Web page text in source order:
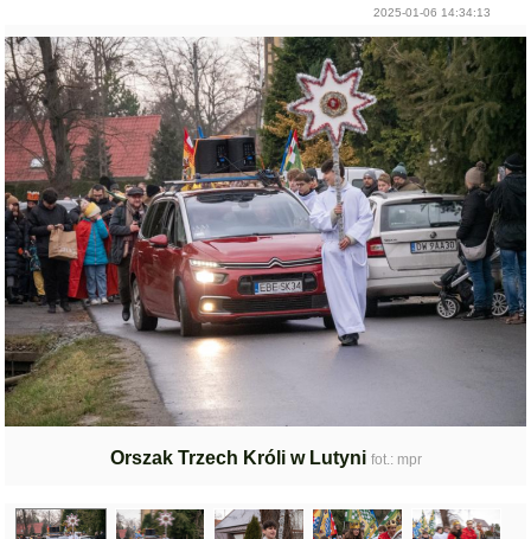
2025-01-06 14:34:13
Orszak Trzech Króli w Lutyni fot.: mpr